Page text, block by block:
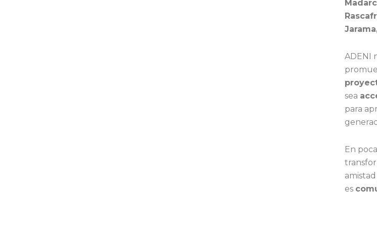
ADENI
sea
para
En
es